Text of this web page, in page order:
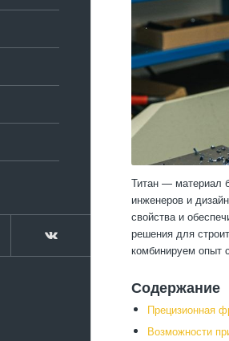
Титан — материал
инженеров и
свойства и
решения для
комбинируем опыт
Содержание
Прецизионная
Возможности